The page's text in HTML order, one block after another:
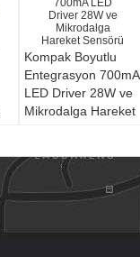
Kompak Boyutlu
Entegrasyon 700mA
LED Driver 28W ve
Mikrodalga Hareket